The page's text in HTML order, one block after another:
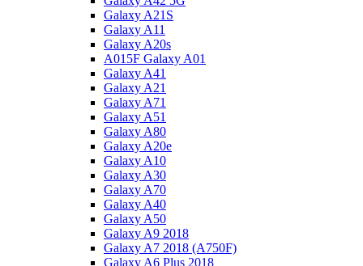
Galaxy A21S
Galaxy A11
Galaxy A20s
A015F Galaxy A01
Galaxy A41
Galaxy A21
Galaxy A71
Galaxy A51
Galaxy A80
Galaxy A20e
Galaxy A10
Galaxy A30
Galaxy A70
Galaxy A40
Galaxy A50
Galaxy A9 2018
Galaxy A7 2018 (A750F)
Galaxy A6 Plus 2018